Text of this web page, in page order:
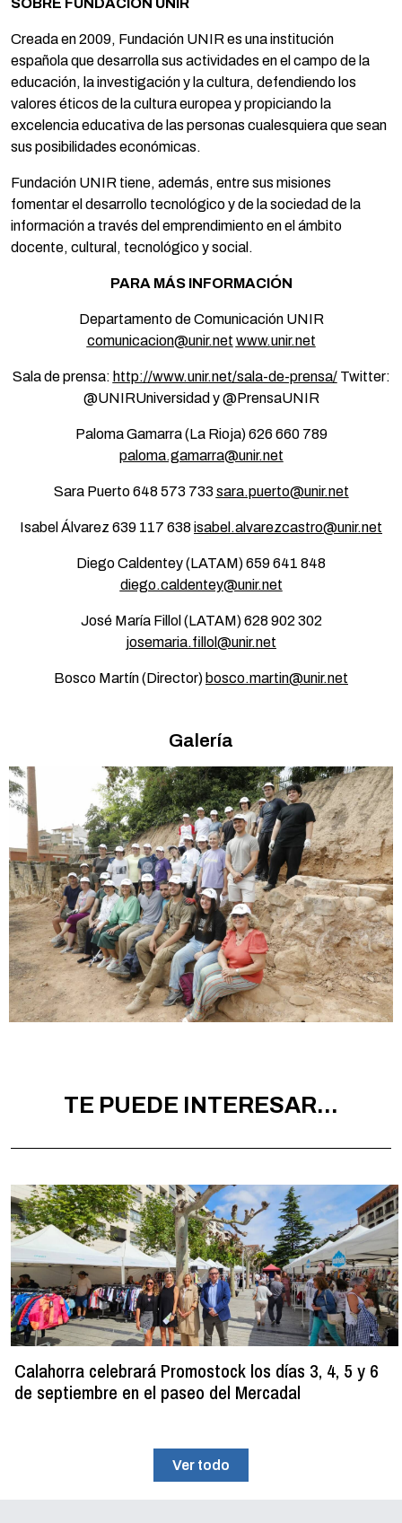
Creada en 2009, Fundación UNIR es una institución
española que desarrolla sus actividades en el campo de la
educación, la investigación y la cultura, defendiendo los
valores éticos de la cultura europea y propiciando la
excelencia educativa de las personas cualesquiera que sean
sus posibilidades económicas.
Fundación UNIR tiene, además, entre sus misiones
fomentar el desarrollo tecnológico y de la sociedad de la
información a través del emprendimiento en el ámbito
docente, cultural, tecnológico y social.
PARA MÁS INFORMACIÓN
Departamento de Comunicación UNIR
comunicacion@unir.net www.unir.net
Sala de prensa: http://www.unir.net/sala-de-prensa/Twitter:
@UNIRUniversidad y @PrensaUNIR
Paloma Gamarra (La Rioja) 626 660 789
paloma.gamarra@unir.net
Sara Puerto 648 573 733 sara.puerto@unir.net
Isabel Álvarez 639 117 638isabel.alvarezcastro@unir.net
Diego Caldentey (LATAM) 659 641 848
diego.caldentey@unir.net
José María Fillol (LATAM) 628 902 302
josemaria.fillol@unir.net
Bosco Martín (Director) bosco.martin@unir.net
Galería
TE PUEDE INTERESAR...
Calahorra celebrará Promostock los días 3, 4, 5 y 6
de septiembre en el paseo del Mercadal
Ver todo